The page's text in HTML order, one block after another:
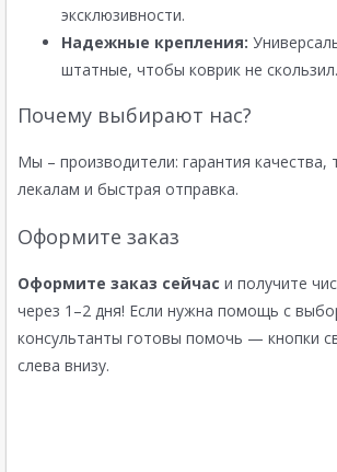
эксклюзивности.
Надежные крепления:
штатные, чтобы коврик не скользил.
Почему выбирают нас?
Мы – производители: гарантия
лекалам и быстрая отправка.
Оформите заказ
Оформите заказ сейчас и получите
через 1–2 дня! Если нужна помощь с
консультанты готовы помочь — кнопки
слева внизу.